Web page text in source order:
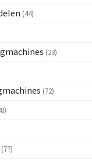
(44)
(23)
(72)
(77)